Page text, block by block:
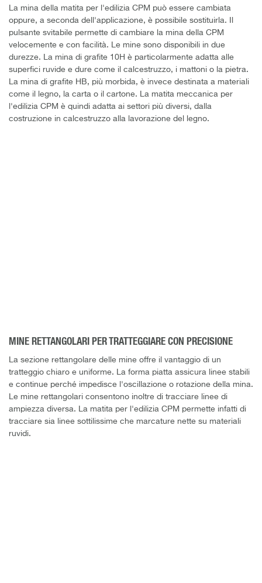
La mina della matita per l'edilizia CPM può essere cambiata
oppure, a seconda dell'applicazione, è possibile sostituirla. Il
pulsante svitabile permette di cambiare la mina della CPM
velocemente e con facilità. Le mine sono disponibili in due
durezze. La mina di grafite 10H è particolarmente adatta alle
superfici ruvide e dure come il calcestruzzo, i mattoni o la pietra.
La mina di grafite HB, più morbida, è invece destinata a materiali
come il legno, la carta o il cartone. La matita meccanica per
l'edilizia CPM è quindi adatta ai settori più diversi, dalla
costruzione in calcestruzzo alla lavorazione del legno.
MINE RETTANGOLARI PER TRATTEGGIARE CON PRECISIONE
La sezione rettangolare delle mine offre il vantaggio di un
tratteggio chiaro e uniforme. La forma piatta assicura linee stabili
e continue perché impedisce l'oscillazione o rotazione della mina.
Le mine rettangolari consentono inoltre di tracciare linee di
ampiezza diversa. La matita per l'edilizia CPM permette infatti di
tracciare sia linee sottilissime che marcature nette su materiali
ruvidi.